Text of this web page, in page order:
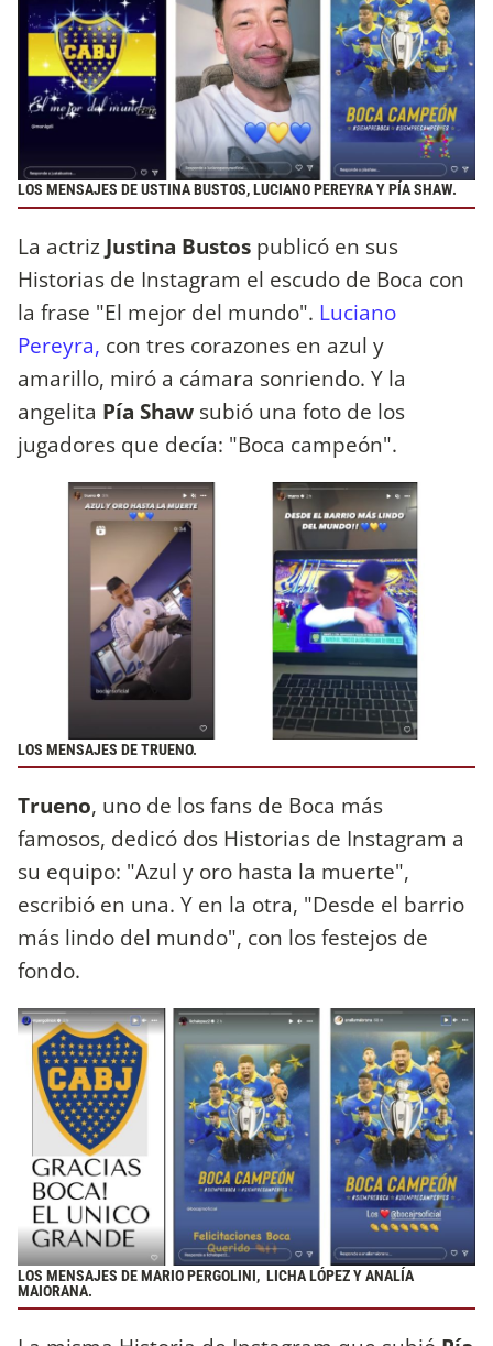
LOS MENSAJES DE USTINA BUSTOS, LUCIANO PEREYRA Y PÍA SHAW.
La actriz Justina Bustos publicó en sus
Historias de Instagram el escudo de Boca con
la frase "El mejor del mundo". Luciano
Pereyra, con tres corazones en azul y
amarillo, miró a cámara sonriendo. Y la
angelita Pía Shaw subió una foto de los
jugadores que decía: "Boca campeón".
LOS MENSAJES DE TRUENO.
Trueno, uno de los fans de Boca más
famosos, dedicó dos Historias de Instagram a
su equipo: "Azul y oro hasta la muerte",
escribió en una. Y en la otra, "Desde el barrio
más lindo del mundo", con los festejos de
fondo.
LOS MENSAJES DE MARIO PERGOLINI, LICHA LÓPEZ Y ANALÍA
MAIORANA.